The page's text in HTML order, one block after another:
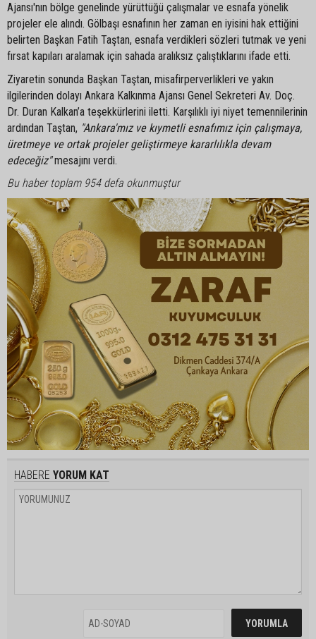
Ajansı'nın bölge genelinde yürüttüğü çalışmalar ve esnafa yönelik
projeler ele alındı. Gölbaşı esnafının her zaman en iyisini hak ettiğini
belirten Başkan Fatih Taştan, esnafa verdikleri sözleri tutmak ve yeni
fırsat kapıları aralamak için sahada aralıksız çalıştıklarını ifade etti.
Ziyaretin sonunda Başkan Taştan, misafirperverlikleri ve yakın
ilgilerinden dolayı Ankara Kalkınma Ajansı Genel Sekreteri Av. Doç.
Dr. Duran Kalkan’a teşekkürlerini iletti. Karşılıklı iyi niyet temennilerinin
ardından Taştan, "Ankara'mız ve kıymetli esnafımız için çalışmaya,
üretmeye ve ortak projeler geliştirmeye kararlılıkla devam
edeceğiz"mesajını verdi.
Bu haber toplam 954 defa okunmuştur
HABERE YORUM KAT